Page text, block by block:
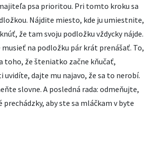
psa prioritou. Pri tomto kroku sa
Nájdite miesto, kde ju umiestnite,
že tam svoju podložku vždycky nájde.
na podložku pár krát prenášať. To,
toho, že šteniatko začne kňučať,
dajte mu najavo, že sa to nerobí.
slovne. A posledná rada: odmeňujte,
aby ste sa mláčkam v byte